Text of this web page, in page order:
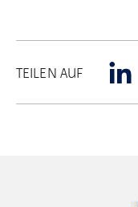
TEILEN AUF